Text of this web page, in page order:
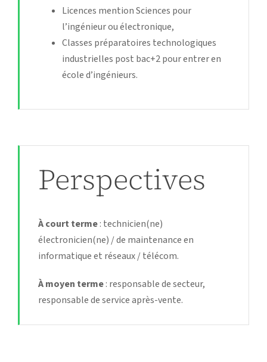
Licences mention Sciences pour
l’ingénieur ou électronique,
Classes préparatoires technologiques
industrielles post bac+2 pour entrer en
école d’ingénieurs.
Perspectives
À court terme: technicien(ne)
électronicien(ne) / de maintenance en
informatique et réseaux / télécom.
À moyen terme: responsable de secteur,
responsable de service après-vente.